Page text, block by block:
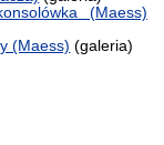
(Maess)
(Maess) (galeria)